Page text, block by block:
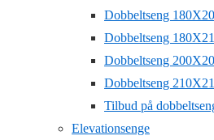
Dobbeltseng
Dobbeltseng
Dobbeltseng
Dobbeltseng
Tilbud på
Elevationsenge